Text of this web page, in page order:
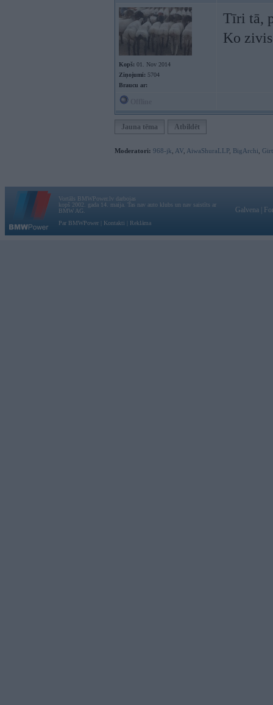
Kopš: 01. Nov 2014
Ziņojumi: 5704
Braucu ar:
Tīri tā,
Ko
Jauna tēma Atbildēt
Moderatori: 968-jk AV AiwaShuraLLP, BigArchi
Vortāls BMWPower.lv darbojas
kopš 2002. gada 14. maija. Tas nav auto klubs un nav saistīts ar
BMW AG.
Par BMWPower
Kontakti Reklāma
Galvena